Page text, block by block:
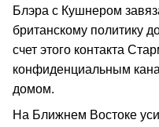
Блэра с Кушнером
британскому политику
счет этого контакта
конфиденциальным
домом.
На Ближнем Востоке